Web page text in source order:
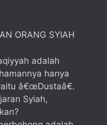
ORANG SYIAH
adalah
hanya
â€œDustaâ€.
Syiah,